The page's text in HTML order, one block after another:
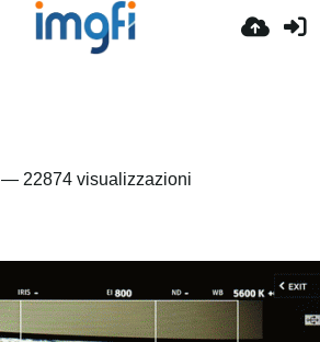
— 22874 visualizzazioni